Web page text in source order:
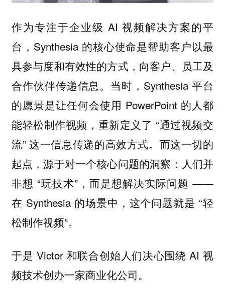
作为专注于企业级 AI 视频解决方案的平
台，Synthesia 的核心使命是帮助客户以最
具参与度和有效性的方式，向客户、员工及
合作伙伴传递信息。当时，Synthesia 平台
的愿景是让任何会使用 PowerPoint 的人都
能轻松制作视频，重新定义了 “通过视频交
流” 这一信息传递的高效方式。而这一切的
起点，源于对一个核心问题的洞察：人们并
非想 “玩技术”，而是想解决实际问题 ——
在 Synthesia 的场景中，这个问题就是 “轻
松制作视频”。
于是 Victor 和联合创始人们决心围绕 AI 视
频技术创办一家商业化公司。